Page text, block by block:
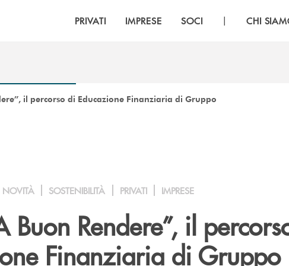
PRIVATI IMPRESE SOCI | CHI
il percorso di Educazione Finanziaria di Gruppo
NOVITÀ SOSTENIBILITÀ PRIVATI IMPRESE
Buon Rendere”, il
Finanziaria di Gruppo